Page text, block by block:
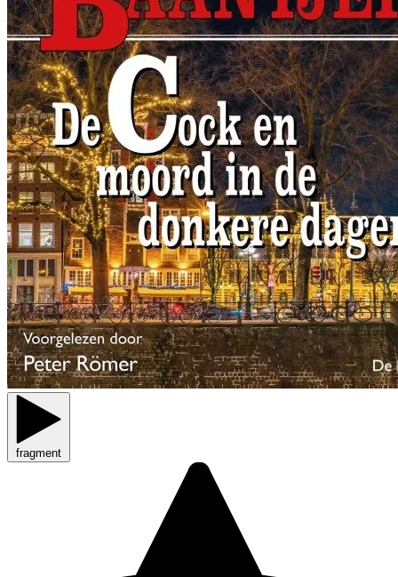
fragment